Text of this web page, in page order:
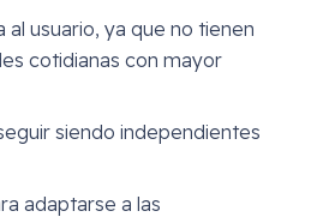
usuario, ya que no tienen
cotidianas con mayor
siendo independientes
adaptarse a las